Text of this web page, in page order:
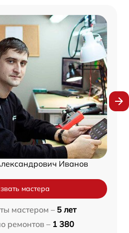
Иванов
мастера
мастером – 5 лет
ремонтов – 1 380